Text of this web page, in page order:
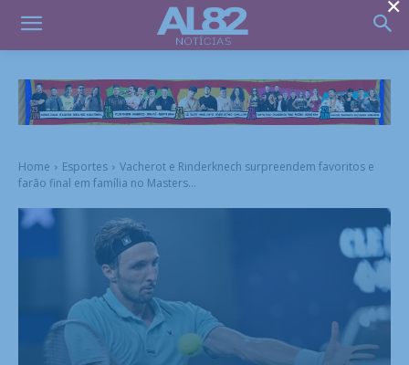
Home Esportes
Vacherot e Rinderknech surpreendem favoritos e
farão final em família no Masters...